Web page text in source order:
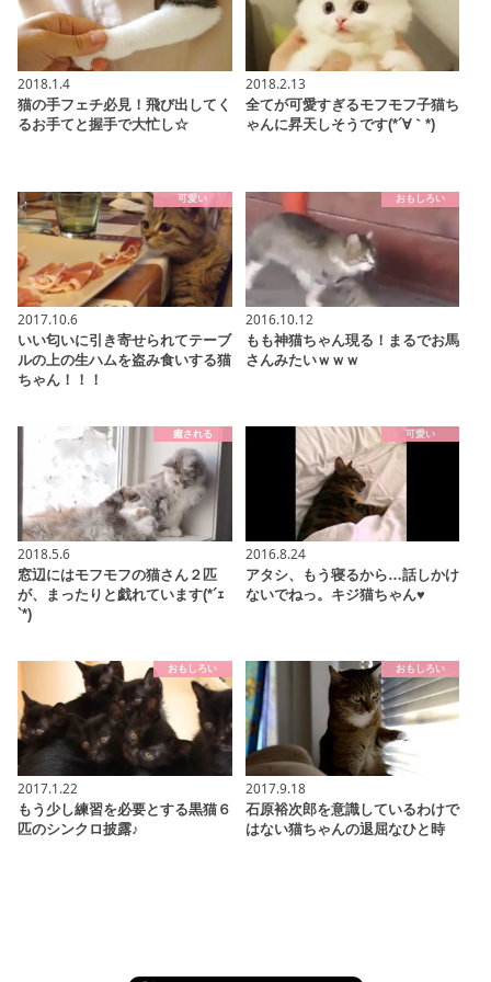
2018.1.4
猫の手フェチ必見！飛び出してく
るお手てと握手で大忙し☆
2018.2.13
全てが可愛すぎるモフモフ子猫ち
ゃんに昇天しそうです(*´∀｀*)
可愛い
2017.10.6
いい匂いに引き寄せられてテーブ
ルの上の生ハムを盗み食いする猫
ちゃん！！！
おもしろい
2016.10.12
もも神猫ちゃん現る！まるでお馬
さんみたいｗｗｗ
癒される
2018.5.6
窓辺にはモフモフの猫さん２匹
が、まったりと戯れています(*´ｪ
`*)
可愛い
2016.8.24
アタシ、もう寝るから…話しかけ
ないでねっ。キジ猫ちゃん♥
おもしろい
2017.1.22
もう少し練習を必要とする黒猫６
匹のシンクロ披露♪
おもしろい
2017.9.18
石原裕次郎を意識しているわけで
はない猫ちゃんの退屈なひと時